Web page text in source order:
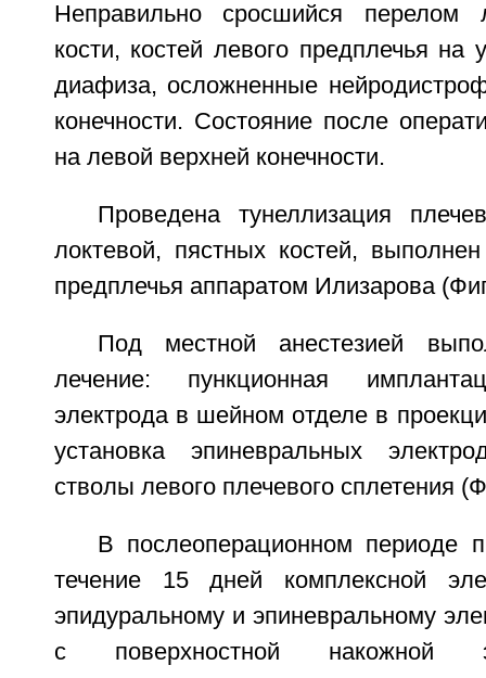
Неправильно сросшийся перелом
кости, костей левого предплечья на
диафиза, осложненные
конечности. Состояние после
на левой верхней конечности.
Проведена тунеллизация
локтевой, пястных костей, выполнен
предплечья аппаратом Илизарова
Под местной анестезией
лечение: пункционная
электрода в шейном отделе в
установка эпиневральных
стволы левого плечевого сплетения
В послеоперационном периоде
течение 15 дней комплексной
эпидуральному и эпиневральному
с поверхностной накожной